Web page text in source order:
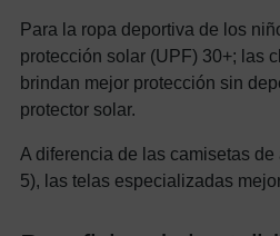
Para la ropa deportiva de los
protección solar (UPF) 30+; las
brindan mejor protección sin
protector solar.
A diferencia de las camisetas
5), las telas especializadas